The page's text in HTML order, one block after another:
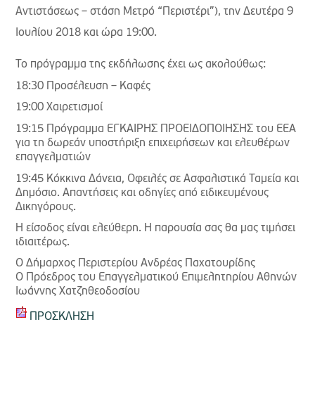
Αντιστάσεως – στάση Μετρό “Περιστέρι”), την Δευτέρα 9
Ιουλίου 2018 και ώρα 19:00.
Το πρόγραμμα της εκδήλωσης έχει ως ακολούθως:
18:30 Προσέλευση – Καφές
19:00 Χαιρετισμοί
19:15 Πρόγραμμα ΕΓΚΑΙΡΗΣ ΠΡΟΕΙΔΟΠΟΙΗΣΗΣ του ΕΕΑ
για τη δωρεάν υποστήριξη επιχειρήσεων και ελευθέρων
επαγγελματιών
19:45 Κόκκινα Δάνεια, Οφειλές σε Ασφαλιστικά Ταμεία και
Δημόσιο. Απαντήσεις και οδηγίες από ειδικευμένους
Δικηγόρους.
Η είσοδος είναι ελεύθερη. Η παρουσία σας θα μας τιμήσει
ιδιαιτέρως.
Ο Δήμαρχος Περιστερίου Ανδρέας Παχατουρίδης
Ο Πρόεδρος του Επαγγελματικού Επιμελητηρίου Αθηνών
Ιωάννης Χατζηθεοδοσίου
ΠΡΟΣΚΛΗΣΗ